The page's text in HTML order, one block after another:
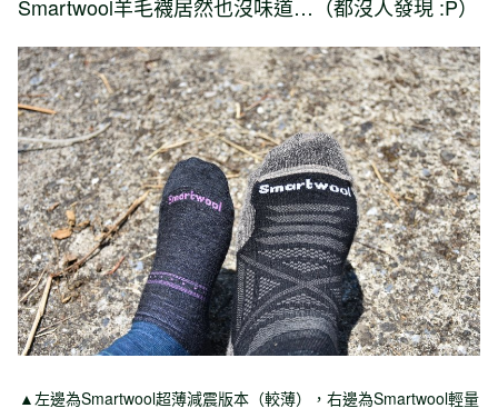
Smartwool羊毛襪居然也沒味道…（都沒人發現 :P）
▲左邊為Smartwool超薄減震版本（較薄），右邊為Smartwool輕量